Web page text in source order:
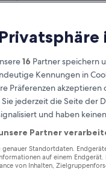
16 Partner speichern
Kennungen in
Präferenzen
jederzeit die Seite der
und haben
Partner
genauer Standortdaten.
auf einem Endgerät.
von Inhalten,